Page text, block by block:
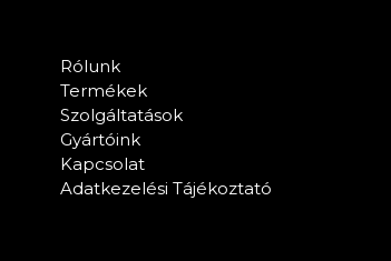
Rólunk
Termékek
Szolgáltatások
Gyártóink
Kapcsolat
Adatkezelési Tájékoztató